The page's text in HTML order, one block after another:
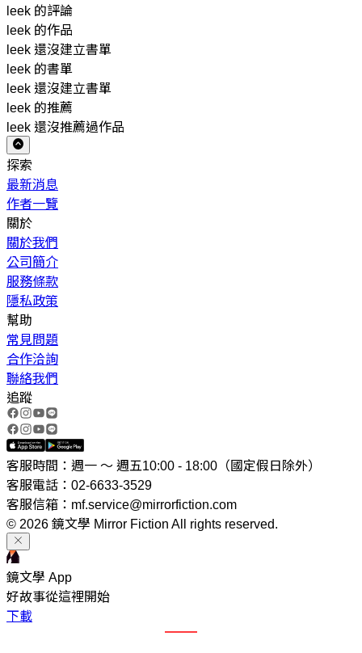
leek 的評論
leek 的作品
leek 還沒建立書單
leek 的書單
leek 還沒建立書單
leek 的推薦
leek 還沒推薦過作品
探索
最新消息
作者一覽
關於
關於我們
公司簡介
服務條款
隱私政策
幫助
常見問題
合作洽詢
聯絡我們
追蹤
客服時間：週一 ～ 週五10:00 - 18:00（國定假日除外）
客服電話：02-6633-3529
客服信箱：mf.service@mirrorfiction.com
© 2026 鏡文學 Mirror Fiction All rights reserved.
鏡文學 App
好故事從這裡開始
下載